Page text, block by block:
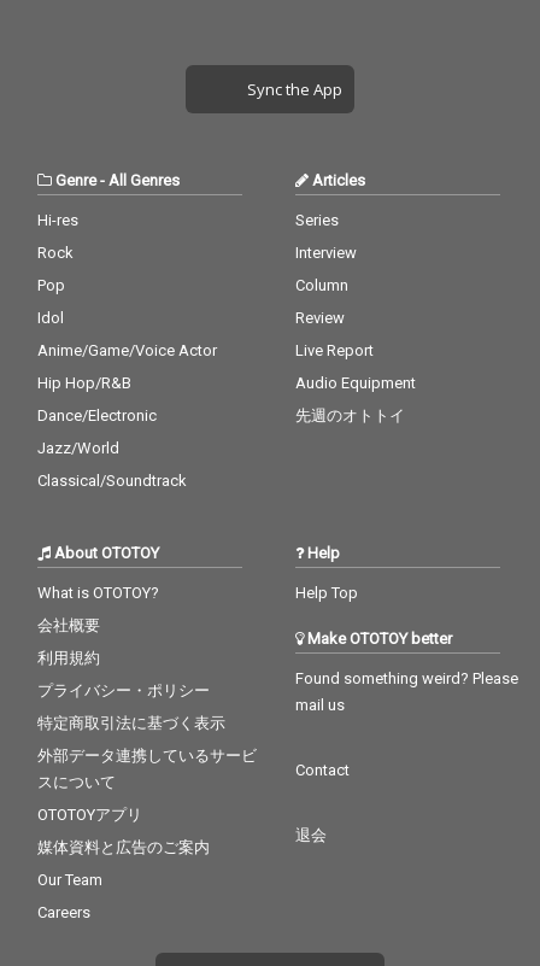
によるダイナミックな
夏、横浜の海、船の上
で全ての情熱を一つに
チューンを体感してほ
によるダイナミックな
パワーが加わること
夏、横浜の海、船の上
で全ての情熱を一つに
チューンを体感してほ
しい。
Sync the App
Genre- All Genres
Hi-res
Rock
Pop
Idol
Anime/Game/Voice Actor
Hip Hop/R&B
Dance/Electronic
Jazz/World
Classical/Soundtrack
Articles
Series
Interview
Column
Review
Live Report
Audio Equipment
先週のオトトイ
About OTOTOY
What is OTOTOY?
会社概要
利用規約
プライバシー・ポリシー
特定商取引法に基づく表示
外部データ連携しているサービ
スについて
OTOTOYアプリ
媒体資料と広告のご案内
Our Team
Careers
Help
Help Top
Make OTOTOY better
Found something weird? Please
mail us
Contact
退会